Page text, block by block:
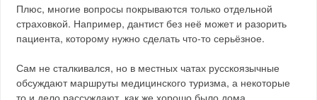
Плюс, многие вопросы покрываются только отдельной
страховкой. Например, дантист без неё может и разорить
пациента, которому нужно сделать что-то серьёзное.
Сам не сталкивался, но в местных чатах русскоязычные
обсуждают маршруты медицинского туризма, а некоторые
то и дело рассуждают, как же хорошо было дома.